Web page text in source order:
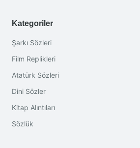
Kategoriler
Şarkı Sözleri
Film Replikleri
Atatürk Sözleri
Dini Sözler
Kitap Alıntıları
Sözlük